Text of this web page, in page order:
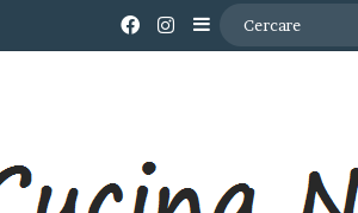
Facebook
Instagram
Barra laterale